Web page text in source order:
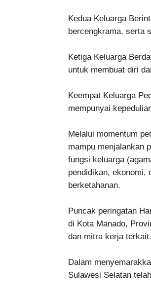
Kedua Keluarga
bercengkrama, serta
Ketiga Keluarga
untuk membuat diri
Keempat Keluarga
mempunyai
Melalui momentum
mampu menjalankan
fungsi keluarga
pendidikan, ekonomi,
berketahanan.
Puncak peringatan
di Kota Manado,
dan mitra kerja terkait.
Dalam
Sulawesi Selatan